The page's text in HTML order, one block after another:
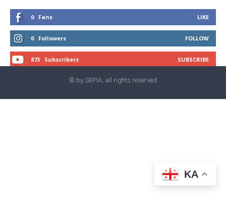
0 Fans LIKE
0 Followers FOLLOW
873 Subscribers SUBSCRIBE
© by SEPIA, all rights reserved
KA